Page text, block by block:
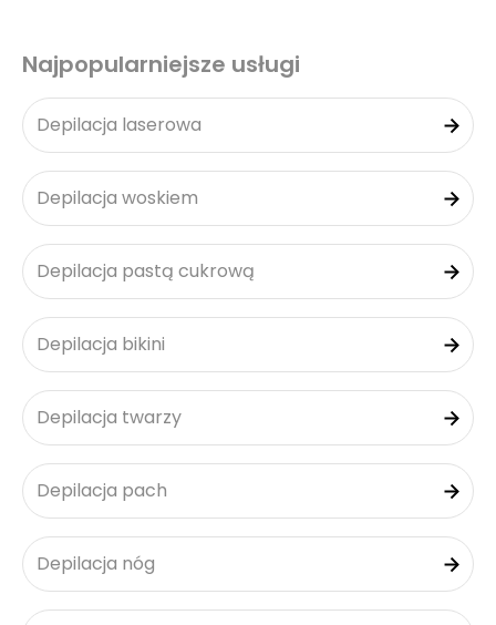
Najpopularniejsze usługi
Depilacja laserowa
Depilacja woskiem
Depilacja pastą cukrową
Depilacja bikini
Depilacja twarzy
Depilacja pach
Depilacja nóg